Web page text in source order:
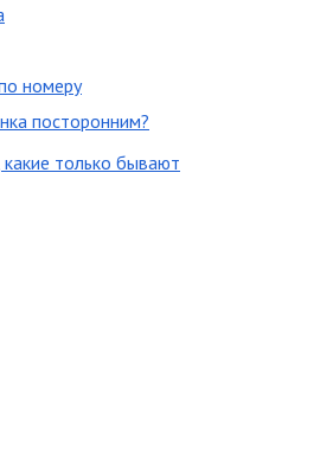
номеру
посторонним?
только бывают